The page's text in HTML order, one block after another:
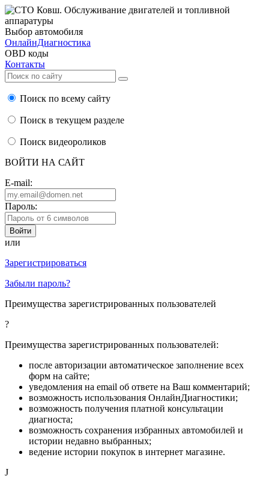
Выбор автомобиля
ОнлайнДиагностика
OBD коды
Контакты
Поиск по всему сайту
Поиск в текущем разделе
Поиск видеороликов
ВОЙТИ НА САЙТ
E-mail:
Пароль:
или
Зарегистрироваться
Забыли пароль?
Преимущества зарегистрированных пользователей
?
Преимущества зарегистрированных пользователей:
после авторизации автоматическое заполнение всех
форм на сайте;
уведомления на email об ответе на Ваш комментарий;
возможность использования ОнлайнДиагностики;
возможность получения платной консультации
диагноста;
возможность сохранения избранных автомобилей и
истории недавно выбранных;
ведение истории покупок в интернет магазине.
J